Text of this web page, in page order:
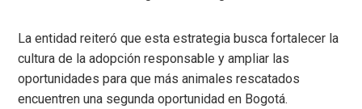
La entidad reiteró que esta estrategia busca fortalecer la
cultura de la adopción responsable y ampliar las
oportunidades para que más animales rescatados
encuentren una segunda oportunidad en Bogotá.